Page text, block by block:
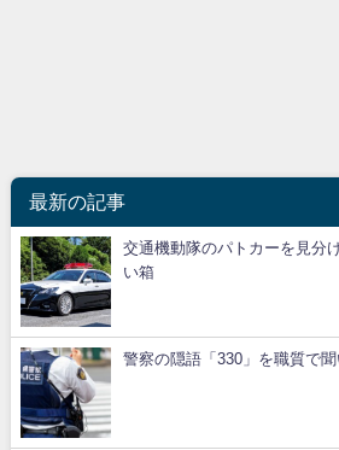
最新の記事
交通機動隊のパトカーを見分
い箱
警察の隠語「330」を職質で